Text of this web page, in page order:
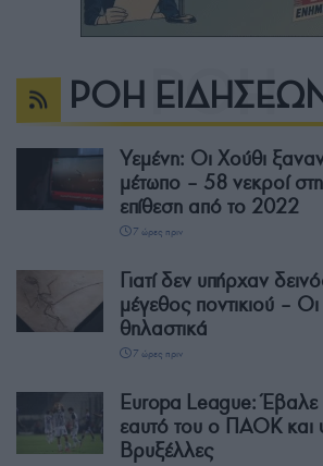
ΡΟΗ
Υεμένη: Οι Χούθι
μέτωπο – 58 νεκροί
επίθεση από το 2022
7 ώρες πριν
Γιατί δεν υπήρχαν
μέγεθος ποντικιού –
θηλαστικά
7 ώρες πριν
Europa League:
εαυτό του ο ΠΑΟΚ και
Βρυξέλλες